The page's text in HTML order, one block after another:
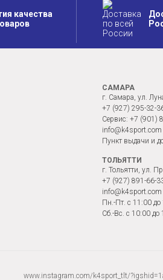
качества
САМАРА
г. Самара, ул.
+7 (927) 295-32-
Сервис: +7 (901)
info@k4sport.com
Пункт выдачи и
ТОЛЬЯТТИ
г. Тольятти, ул.
+7 (927) 891-66-
info@k4sport.com
Пн.-Пт. с 11:00 до
Сб.-Вс. с 10:00 до
www.instagram.com/k4sport_tlt/